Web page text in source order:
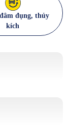
đụng, thủy
kích